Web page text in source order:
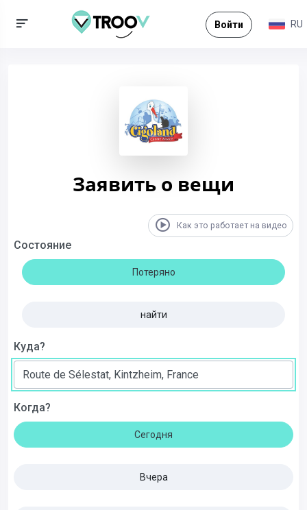
Войти RU
Заявить о вещи
Как это работает на видео
Состояние
Потеряно
найти
Куда?
Когда?
Сегодня
Вчера